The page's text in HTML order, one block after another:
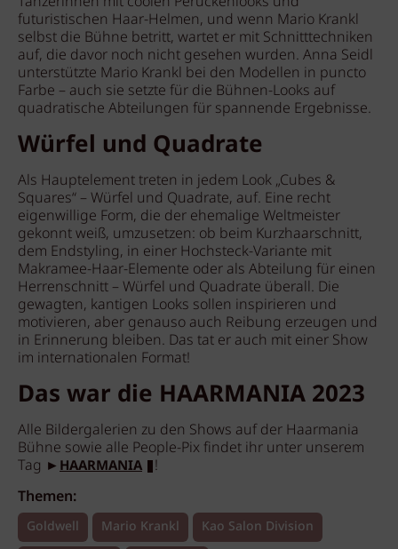
futuristischen Haar-Helmen, und wenn Mario Krankl
selbst die Bühne betritt, wartet er mit Schnitttechniken
auf, die davor noch nicht gesehen wurden. Anna Seidl
unterstützte Mario Krankl bei den Modellen in puncto
Farbe – auch sie setzte für die Bühnen-Looks auf
quadratische Abteilungen für spannende Ergebnisse.
Würfel und Quadrate
Als Hauptelement treten in jedem Look „Cubes &
Squares“ – Würfel und Quadrate, auf. Eine recht
eigenwillige Form, die der ehemalige Weltmeister
gekonnt weiß, umzusetzen: ob beim Kurzhaarschnitt,
dem Endstyling, in einer Hochsteck-Variante mit
Makramee-Haar-Elemente oder als Abteilung für einen
Herrenschnitt – Würfel und Quadrate überall. Die
gewagten, kantigen Looks sollen inspirieren und
motivieren, aber genauso auch Reibung erzeugen und
in Erinnerung bleiben. Das tat er auch mit einer Show
im internationalen Format!
Das war die HAARMANIA 2023
Alle Bildergalerien zu den Shows auf der Haarmania
Bühne sowie alle People-Pix findet ihr unter unserem
Tag ►HAARMANIA
!
Themen:
Goldwell Mario Krankl
Kao Salon Division